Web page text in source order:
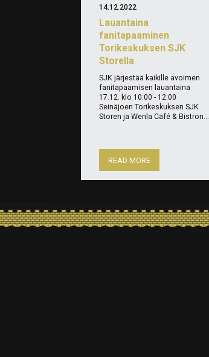
Lauantaina
fanitapaaminen
Torikeskuksen SJK
Storella
14.12.2022
SJK järjestää kaikille avoimen
fanitapaamisen lauantaina
17.12. klo 10:00 - 12:00
Seinäjoen Torikeskuksen SJK
Storen ja Wenla Café & Bistron...
READ MORE